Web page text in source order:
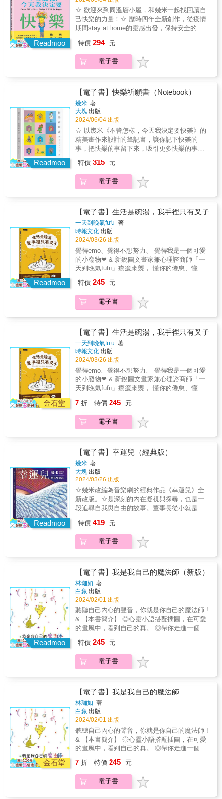
錯都是大人的錯》、《幸運遇見你》等的段落
也不會錯過，一整年都是幾米經典畫作的精華
集合。《幾米年曆2025》全彩精印，以軟平膠
裝便於撕下每日日曆頁面不傷畫作本身。附有
硬紙卡腳架，便於將日曆置放於喜愛之處。全
套以細緻彩印紙盒承裝，也可用來收藏撕下的
每一張日曆，妥善收藏幾米的畫作。願大家的
2025年是持續發光發亮且溫暖人心的一年。
紛；看似迷失了方向，卻也讓任何路途都充滿
了無盡的可能。《地下鐵》在推出之後即大受
歡迎，不但改編成音樂劇、電影，在全世界翻
譯成十五種語文版本。在繞了世界一圈之後，
《地下鐵》開始講台語了。由作家賴香吟翻
鐵》，用優美而堅毅的台文，在紛擾的世界
中，一起走入有守護天使看顧的地下鐵。敢會
有人佇地下鐵的出口等我？伊會替我攑雨傘，
共我的手牽牢牢，共我講天星的方向，陪我行
一段路。我是毋是要求傷濟？人生哪有法度按
算，不如咱來唱歌！咱來跳舞！我總是袂記得
共你說多謝！感謝你一直佮我做伴。「《地下
鐵》應該是我畫得最細膩美麗的一本書。可
是，那段日子，我卻常常懷疑這一切的真實
性。是否真的有一個幾米存在？這一切會不會
又瞬間消逝？在那樣的心境下，盲女成了我的
化身，她所走進的地下鐵世界，雖然斑斕多
彩，卻也時時被死亡陰影籠罩。我藉著這個故
事，重新省視自己這些年來的生活，我想我不
停地自我鼓勵，也間接地安慰了別人。」——
覺之間塑造一些不可思議的場景，因為超乎想
像而更具詩意。」——陸蓉之（知名策展人、
藝評家，原刊於《台灣日報》副刊）
Readmoo
☆ 歡迎來到同溫層小屋，和幾米一起找回讓自
己快樂的力量！☆ 歷時四年全新創作，從疫情
期間stay at home的靈感出發，保持安全的小
起度過了種種重大事件。疫情初起時，幾米畫
了一系列的小孩與小屋的畫作，希望大家在疫
情緊張期間，即使宅在家裡也可以彼此鼓勵打
打氣的畫作，在幾米筆下成了希望與大家一起
保持快樂的期待。快樂是什麼？想要快樂，就
得拋棄不快樂嗎？沒有了不快樂，是不是就感
受不到快樂呢？有人說，快樂是換個角度看事
情。也有人說，快樂需要練習。越來越方便的
生活，卻好像沒有讓快樂更多，反倒需要更多
追求才能達到。難道快樂是與科技發展相反的
嗎？我們所做的一切，是不是都在自尋煩惱
呢？越來越多人因為受不了這些繁雜而選擇躺
求的想望。來吧！來吧！大家和幾米一起立下
新的目標：不管怎樣，今天我決定要快樂！
2020年春天，新冠疫情爆發，世界籠罩在疾病
的恐懼中，政府勸告民眾減少群聚，盡量待在
家裡不要出門。社群媒體上的人們也互相警
惕，別出門啊，乖乖待在家裡！於是我開始畫
下一系列stay at home的小圖，本想一天一圖
文貼在臉書上與大家分享宅在家中的日常感
想。永遠是這樣，只是想想，隨即放棄每天貼
文。可是，開始動手畫下一個孩子待在小屋的
系列圖，卻像瘟疫般蔓延，一發不可收拾⋯⋯
永遠都是這樣，無心插柳柳成蔭，創意生成創
意，靈感牽引靈感。這一畫，畫了將近百張大
大小小的圖。2024年春天，疫情消退，但遠方
戰爭殺戮仍未停歇，令人傷心的事總不停地突
閉，有人突然被資遣了⋯⋯啊！我彷彿也漸漸
生成一種坦然接受人生一切幸與不幸的超能
力。永遠都是這樣，開始工作吧、來做書吧、
來鼓勵自己吧！不管怎樣，今天我決定要快
樂！——幾米
特價 294 元
電子書
Readmoo
【電子書】快樂祈願書（Notebook）
幾米 著
大塊 出版
2024/06/04 出版
☆ 以幾米《不管怎樣，今天我決定要快樂》的
精美畫作來設計的筆記書，讓你記下快樂的
事，把快樂的事留下來，吸引更多快樂的事發
快樂的回憶與希望在筆記中累積，在心中形成
祈願，成為個人的快樂祈願書。☆ 硬殼精裝搭
配收納書盒，便於書寫、翻閱、收藏。不要追
己創造。寫出你遇見的快樂、想要的快樂，成
為你獨有的快樂祈願書，讓心中每天都有快樂
的芽苗。《快樂祈願書》是將幾米繪本《不管
怎樣，今天我決定要快樂》裡的畫作重新設計
而成的筆記書。疫情初起時，幾米畫了一系列
的小孩與小屋的畫作，希望大家在疫情緊張期
間，即使宅在家裡也可以彼此鼓勵打氣。在疫
情之後，世界又添加了更多的紛擾，這些畫作
成為幾米新繪本《不管怎樣，今天我決定要快
的小屋，也由這些畫作重新設計成了《快樂祈
願書》這本有幾米畫作陪伴的筆記書。在《快
樂祈願書》記下你快樂的事，把不好的事丟
寫下來、記下來，累積更多快樂的事，讓快樂
的事比不快樂的事更被記得，祈願快樂可以成
為每一個人的日常生活，驅趕負面陰影，讓歡
樂永留心間。《快樂祈願書》精選易於書寫紙
張印製，開本設計方便攜帶使用，讓幾米的精
彩畫作陪伴你書寫的快樂時光。
特價 315 元
電子書
Readmoo
【電子書】生活是碗湯，我手裡只有叉子
一天到晚氣fufu 著
時報文化 出版
2024/03/26 出版
覺得emo、覺得不想努力、 覺得我是一個可愛
的小廢物❤︎ & 新銳圖文畫家兼心理諮商師「一
天到晚氣fufu」療癒來襲， 懂你的倦怠、懂你
還在苦悶的埋頭生活，請讓兔子fufu努力走近
你，擁抱你。 & 「這我。」引發mz世代大量轉
發的超人氣小漫畫！ 蟬聯當當網暢銷榜、超過
色、重要小事筆記本 和兔子fufu一起記錄心動
的瞬間， 拖延症發作的時候一起幫兔子fufu著
色， 寫上今年想做的事，即使達成率只有5%，
我們的生活很忙碌，總要在什麼時候留一點空
白❤︎ 尺寸：13*19cm 內頁：白道林 & 太可愛了
吧名人推薦 & Luckylulu｜圖文作家 海苔熊｜
Podcaster& 陳志恆｜諮商心理師、暢銷作家
欸波｜療癒溫暖插畫家&& 盧美妏｜人生設計心
理諮商所 共同創辦人/諮商心理師& 鴨梨子｜圖
畫，就好像那些孤單的心事找到了小夥伴一
樣。 ˙fufu的漫畫有一種安心的力量，能在每個
感傷的夜晚帶給我溫暖的力量！ ˙每天不管什麼
這可能是這段時間裡最療癒的事情啦！ &
特價 245 元
電子書
金石堂
【電子書】生活是碗湯，我手裡只有叉子
一天到晚氣fufu 著
時報文化 出版
2024/03/26 出版
覺得emo、覺得不想努力、 覺得我是一個可愛
的小廢物❤︎ & 新銳圖文畫家兼心理諮商師「一
天到晚氣fufu」療癒來襲， 懂你的倦怠、懂你
還在苦悶的埋頭生活，請讓兔子fufu努力走近
你，擁抱你。 & 「這我。」引發mz世代大量轉
發的超人氣小漫畫！ 蟬聯當當網暢銷榜、超過
色、重要小事筆記本 和兔子fufu一起記錄心動
的瞬間， 拖延症發作的時候一起幫兔子fufu著
色， 寫上今年想做的事，即使達成率只有5%，
我們的生活很忙碌，總要在什麼時候留一點空
白❤︎ 尺寸：13*19cm 內頁：白道林 & 太可愛了
吧名人推薦 & Luckylulu｜圖文作家 海苔熊｜
Podcaster& 陳志恆｜諮商心理師、暢銷作家
欸波｜療癒溫暖插畫家&& 盧美妏｜人生設計心
理諮商所 共同創辦人/諮商心理師& 鴨梨子｜圖
畫，就好像那些孤單的心事找到了小夥伴一
樣。 ˙fufu的漫畫有一種安心的力量，能在每個
感傷的夜晚帶給我溫暖的力量！ ˙每天不管什麼
心情，看見fufu的漫畫都會好起來！遇見fufu，
這可能是這段時間裡最療癒的事情啦！ &
7 折 特價 245 元
電子書
Readmoo
【電子書】幸運兒（經典版）
幾米 著
大塊 出版
2024/03/26 出版
☆幾米改編為音樂劇的經典作品《幸運兒》全
新改版。☆是深刻的內在凝視與探尋，也是一
段追尋自我與自由的故事。董事長從小就是個
長聰明過人，事事都被要求第一，他從來也沒
讓人失望過。董事長又帥又能幹，父母優雅開
明，太太美麗賢淑，兒女乖巧可愛。許多人一
又忌妒，但更讓人受不了的是，有一天，上蒼
忽然賜給他一個神奇的禮物………幾米經典繪
本《幸運兒》，曾經改編為音樂劇。關於這本
書的靈感來源，幾米說：「有一天，大約是清
晨五點鐘左右，半睡半醒間，我的腦海中突然
浮現了《微笑的魚》的幾個畫面，然後慢慢地
跳接轉入另一組模糊的空間，一個對應的概念
在腦海中成形——我看見一隻悲傷的鳥。就在
這個夏日的清晨，一個清晰完整的故事來到眼
傷的『鳥人』，最後變成了《幸運兒》的故
事。天亮了之後，我打開電腦，劈哩啪啦快速
地將整個故事大綱寫下。這是我第一次，先把
故事架構寫出來，文字調整好後，才開始進行
畫圖的工作。」《幸運兒》也是幾米當年因為
作品受歡迎後，面對周遭環境巨變的反思。
「我漸漸變得忙碌，有了很多演講的邀約，同
時還有幾個專欄在進行，插畫工作持續不斷，
也繼續努力地做書。此外，作品改編的電影、
電視劇開拍，國外版權售出，加上在大陸出版
的簡體版受到歡迎，突然間國內外媒體的關注
都集中過來。「我不習慣這樣的生活，開始感
到壓力，很想逃。「那個夏日清晨的靈感，也
許就是我現實生活的投射。」幾米的《幸運
兒》訴說一個幸運卻哀傷的故事，有無比的幸
特價 419 元
電子書
Readmoo
【電子書】我是我自己的魔法師（新版）
林珈如 著
白象 出版
2024/02/01 出版
聽聽自己內心的聲音，你就是你自己的魔法師 !
& 【本書簡介】 ◎心靈小語搭配插圖，在可愛
的畫風中，看到自己的真。 ◎帶你走進一個天
球！ ◎愛就是一切！ & 害怕改變嗎？ 不要害
怕！ 好好的去享受生命中每一個過程， 每天一
小步一小步開始， 夢想一定會成真！ &
特價 245 元
電子書
金石堂
【電子書】我是我自己的魔法師
林珈如 著
白象 出版
2024/02/01 出版
聽聽自己內心的聲音，你就是你自己的魔法師 !
& 【本書簡介】 ◎心靈小語搭配插圖，在可愛
的畫風中，看到自己的真。 ◎帶你走進一個天
球！ ◎愛就是一切！ & 害怕改變嗎？ 不要害
怕！ 好好的去享受生命中每一個過程， 每天一
小步一小步開始， 夢想一定會成真！ &
7 折 特價 245 元
電子書